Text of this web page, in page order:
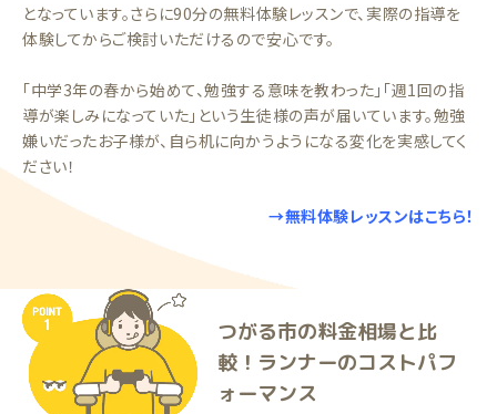
となっています。さらに90分の無料体験レッスンで、実際の指導を
体験してからご検討いただけるので安心です。
「中学3年の春から始めて、勉強する意味を教わった」「週1回の指
導が楽しみになっていた」という生徒様の声が届いています。勉強
嫌いだったお子様が、自ら机に向かうようになる変化を実感してく
ださい！
→無料体験レッスンはこちら！
つがる市の料金相場と比
較！ランナーのコストパフ
ォーマンス